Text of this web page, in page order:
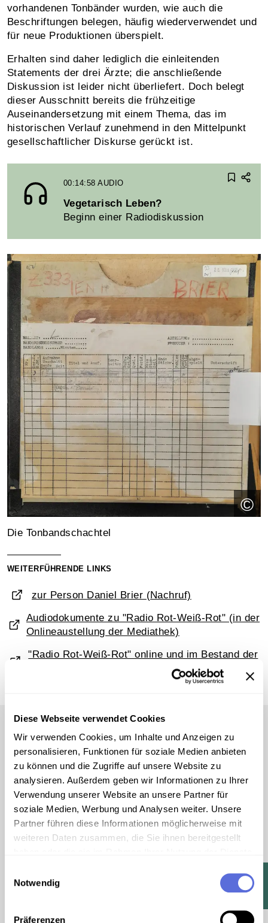
Diese Webseite verwendet Cookies
Wir verwenden Cookies, um Inhalte und Anzeigen zu
personalisieren, Funktionen für soziale Medien anbieten
zu können und die Zugriffe auf unsere Website zu
analysieren. Außerdem geben wir Informationen zu Ihrer
Verwendung unserer Website an unsere Partner für
soziale Medien, Werbung und Analysen weiter. Unsere
Partner führen diese Informationen möglicherweise mit
weiteren Daten zusammen, die Sie ihnen bereitgestellt
Notwendig
Präferenzen
vorhandenen Tonbänder wurden, wie auch die
Beschriftungen belegen, häufig wiederverwendet und
für neue Produktionen überspielt.
Erhalten sind daher lediglich die einleitenden
Statements der drei Ärzte; die anschließende
Diskussion ist leider nicht überliefert. Doch belegt
dieser Ausschnitt bereits die frühzeitige
Auseinandersetzung mit einem Thema, das im
historischen Verlauf zunehmend in den Mittelpunkt
gesellschaftlicher Diskurse gerückt ist.
00:14:58AUDIO
Vegetarisch Leben?
Beginn einer Radiodiskussion
©
Die Tonbandschachtel
WEITERFÜHRENDE LINKS
zur Person Daniel Brier (Nachruf)
Audiodokumente zu "Radio Rot-Weiß-Rot" (in der
Onlineaustellung der Mediathek)
"Radio Rot-Weiß-Rot" online und im Bestand der
Vom Mausloch in den
Weltraum - der
"Donauwalzer"
Oktober 2025